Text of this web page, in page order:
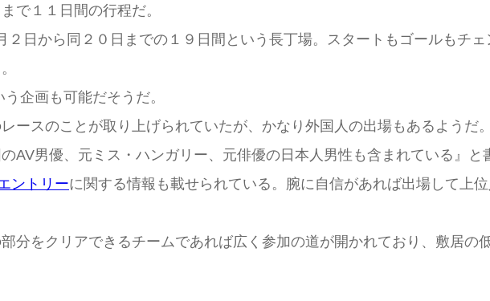
で１１日間の行程だ。
２日から同２０日までの１９日間という長丁場。スタートもゴールもチ
う企画も可能だそうだ。
ースのことが取り上げられていたが、かなり外国人の出場もあるようだ
AV男優、元ミス・ハンガリー、元俳優の日本人男性も含まれている』と
ントリーに関する情報も載せられている。腕に自信があれば出場して上
分をクリアできるチームであれば広く参加の道が開かれており、敷居の